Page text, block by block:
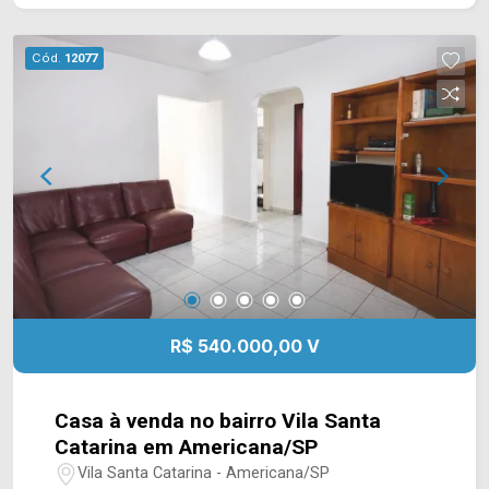
Estuda permuta Entre em contato com a equipe
da Arbix Imóveis e saiba mais! WhatsApp e
Telefone: (19) 3475-4546 ARBIX IMÓVEIS ?
Presente em cada mudança!
Cód. 12077
R$ 540.000,00 V
Casa à venda no bairro Vila Santa
Catarina em Americana/SP
Vila Santa Catarina - Americana/SP